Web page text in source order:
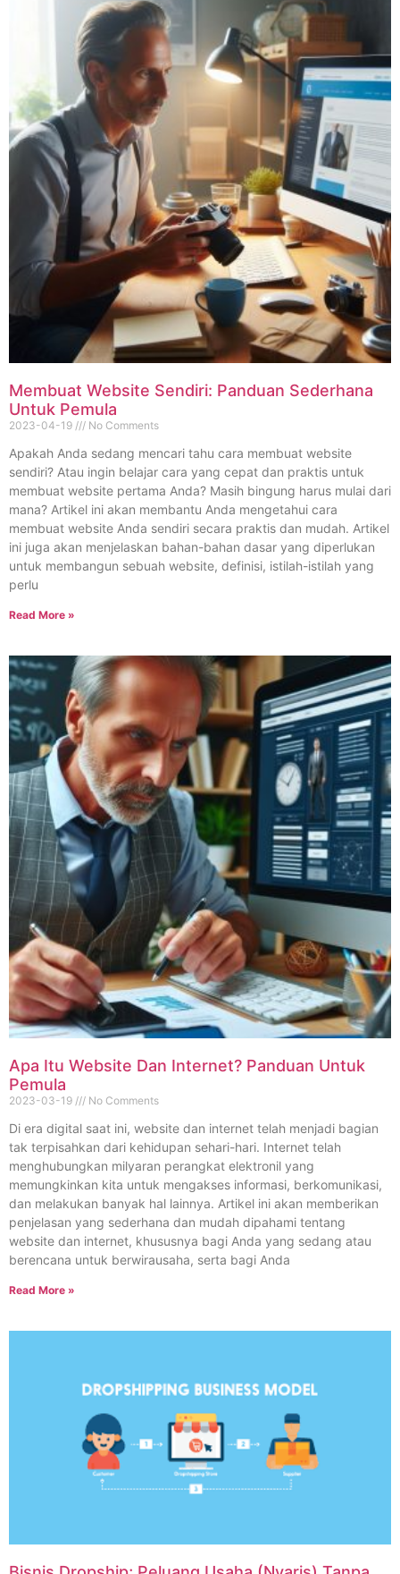
Membuat Website Sendiri: Panduan Sederhana
Untuk Pemula
2023-04-19 No Comments
Apakah Anda sedang mencari tahu cara membuat website
sendiri? Atau ingin belajar cara yang cepat dan praktis untuk
membuat website pertama Anda? Masih bingung harus mulai dari
mana? Artikel ini akan membantu Anda mengetahui cara
membuat website Anda sendiri secara praktis dan mudah. Artikel
ini juga akan menjelaskan bahan-bahan dasar yang diperlukan
untuk membangun sebuah website, definisi, istilah-istilah yang
perlu
Read More »
Apa Itu Website Dan Internet? Panduan Untuk
Pemula
2023-03-19 No Comments
Di era digital saat ini, website dan internet telah menjadi bagian
tak terpisahkan dari kehidupan sehari-hari. Internet telah
menghubungkan milyaran perangkat elektronil yang
memungkinkan kita untuk mengakses informasi, berkomunikasi,
dan melakukan banyak hal lainnya. Artikel ini akan memberikan
penjelasan yang sederhana dan mudah dipahami tentang
website dan internet, khususnya bagi Anda yang sedang atau
berencana untuk berwirausaha, serta bagi Anda
Read More »